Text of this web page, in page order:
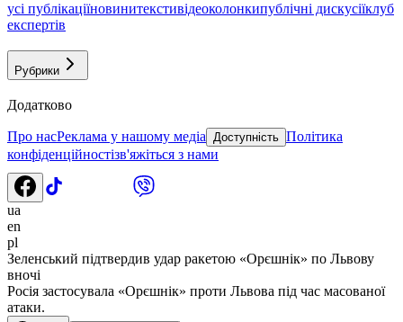
усі публікаціїновинитекстивідеоколонкипублічні дискусіїклуб
експертів
Рубрики
Додатково
Про насРеклама у нашому медіа Доступність Політика
конфіденційностізв'яжіться з нами
ua
en
pl
Зеленський підтвердив удар ракетою «Орєшнік» по Львову
вночі
Росія застосувала «Орєшнік» проти Львова під час масованої
атаки.